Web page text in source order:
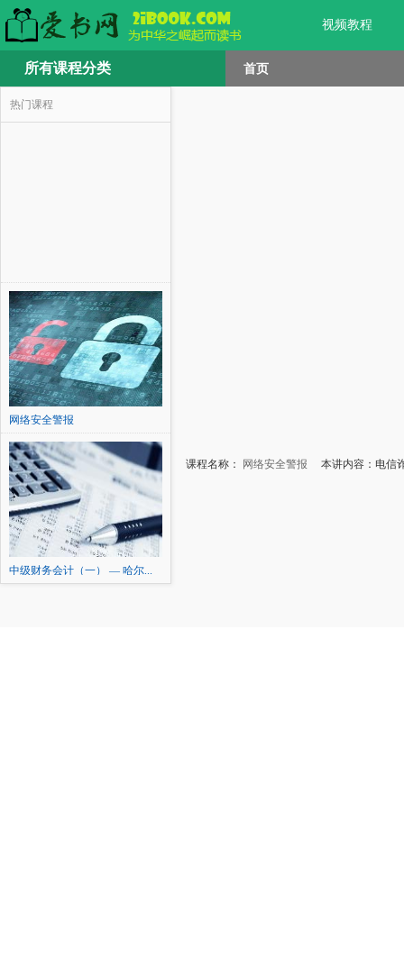
视频教程
所有课程分类 首页
热门课程
网络安全警报
中级财务会计（一） — 哈尔...
课程名称： 网络安全警报 本讲内容：电信